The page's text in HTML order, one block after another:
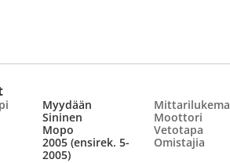
Myydään Mittarilukema
Sininen Moottori
Mopo Vetotapa
2005 (ensirek. 5-
2005)
Omistajia